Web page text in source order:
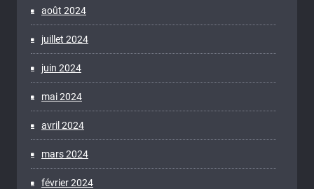
août 2024
juillet 2024
juin 2024
mai 2024
avril 2024
mars 2024
février 2024